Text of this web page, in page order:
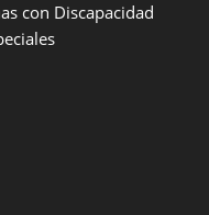
con Discapacidad